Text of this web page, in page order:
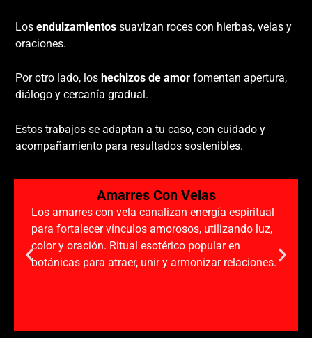
Los endulzamientos suavizan roces con hierbas, velas y
oraciones.
Por otro lado, los hechizos de amor fomentan apertura,
diálogo y cercanía gradual.
Estos trabajos se adaptan a tu caso, con cuidado y
acompañamiento para resultados sostenibles.
Amarres Con Velas
Los amarres con vela canalizan energía espiritual
para fortalecer vínculos amorosos, utilizando luz,
color y oración. Ritual esotérico popular en
botánicas para atraer, unir y armonizar relaciones.